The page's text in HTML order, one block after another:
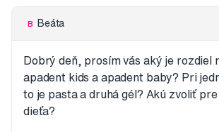
B Beáta
Dobrý deň, prosím vás aký je rozdiel
apadent kids a apadent baby? Pri
to je pasta a druhá gél? Akú zvoliť
dieťa?